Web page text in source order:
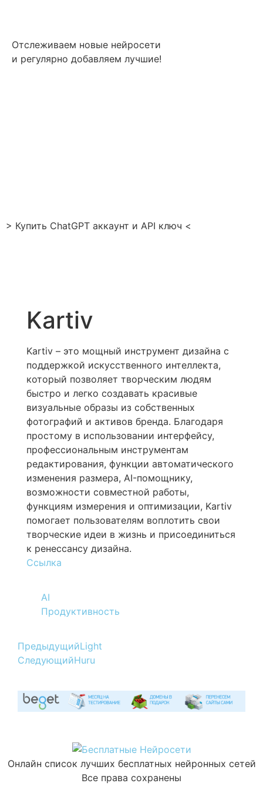
Отслеживаем новые нейросети
и регулярно добавляем лучшие!
> Купить ChatGPT аккаунт и API ключ <
Kartiv
Kartiv – это мощный инструмент дизайна с
поддержкой искусственного интеллекта,
который позволяет творческим людям
быстро и легко создавать красивые
визуальные образы из собственных
фотографий и активов бренда. Благодаря
простому в использовании интерфейсу,
профессиональным инструментам
редактирования, функции автоматического
изменения размера, AI-помощнику,
возможности совместной работы,
функциям измерения и оптимизации, Kartiv
помогает пользователям воплотить свои
творческие идеи в жизнь и присоединиться
к ренессансу дизайна.
Ссылка
AI
Продуктивность
ПредыдущийLight
СледующийHuru
Онлайн список лучших бесплатных нейронных сетей
Все права сохранены